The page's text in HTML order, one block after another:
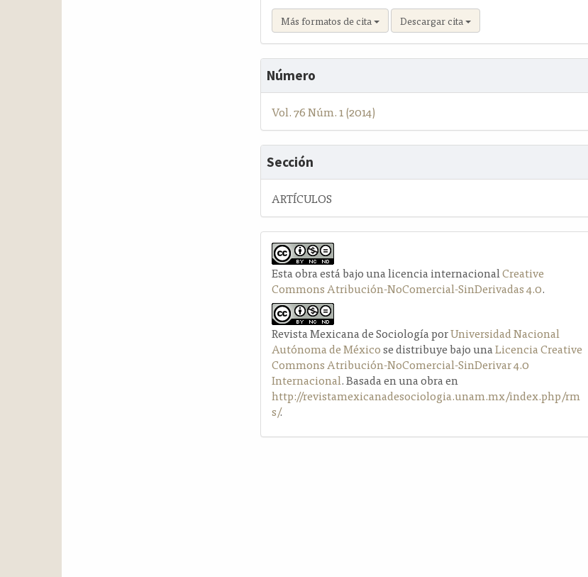
Más formatos de cita Descargar cita
Número
Vol. 76 Núm. 1 (2014)
Sección
ARTÍCULOS
Esta obra está bajo una licencia internacionalCreative
Commons Atribución-NoComercial-SinDerivadas 4.0.
Revista Mexicana de Sociología porUniversidad Nacional
Autónoma de Méxicose distribuye bajo unaLicencia Creative
Commons Atribución-NoComercial-SinDerivar 4.0
Internacional. Basada en una obra en
http://revistamexicanadesociologia.unam.mx/index.php/rm
s/.